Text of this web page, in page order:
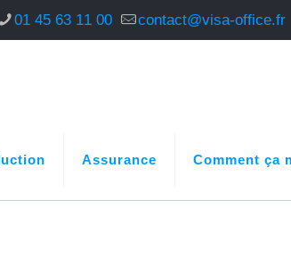
01 45 63 11 00 contact@visa-office.fr
Assurance Comment ça